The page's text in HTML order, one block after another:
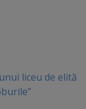
liceu de elită